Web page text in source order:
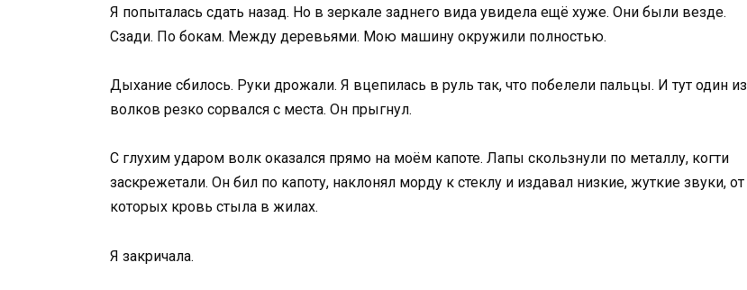
Я попыталась сдать назад. Но в зеркале заднего вида увидела ещё хуже. Они были везде.
Сзади. По бокам. Между деревьями. Мою машину окружили полностью.
Дыхание сбилось. Руки дрожали. Я вцепилась в руль так, что побелели пальцы. И тут один из
волков резко сорвался с места. Он прыгнул.
С глухим ударом волк оказался прямо на моём капоте. Лапы скользнули по металлу, когти
заскрежетали. Он бил по капоту, наклонял морду к стеклу и издавал низкие, жуткие звуки, от
которых кровь стыла в жилах.
Я закричала.